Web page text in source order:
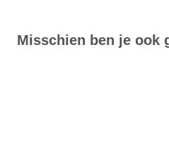
Misschien ben je ook